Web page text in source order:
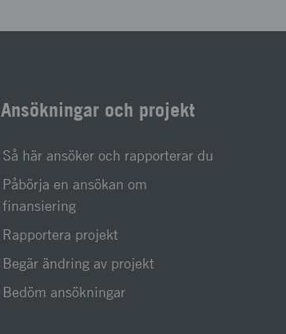
Ansökningar och projekt
Så här ansöker och rapporterar du
Påbörja en ansökan om
finansiering
Rapportera projekt
Begär ändring av projekt
Bedöm ansökningar